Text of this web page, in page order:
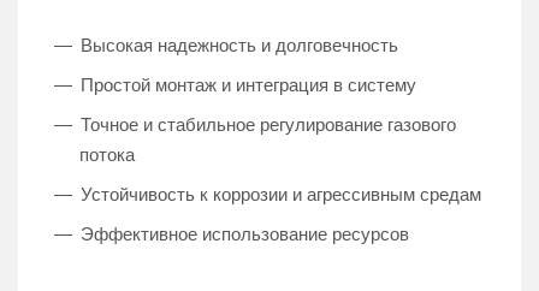
Высокая надежность и долговечность
Простой монтаж и интеграция в систему
Точное и стабильное регулирование газового
потока
Устойчивость к коррозии и агрессивным средам
Эффективное использование ресурсов